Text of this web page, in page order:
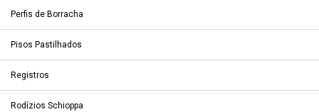
Perfis de Borracha
Pisos Pastilhados
Registros
Rodízios Schioppa